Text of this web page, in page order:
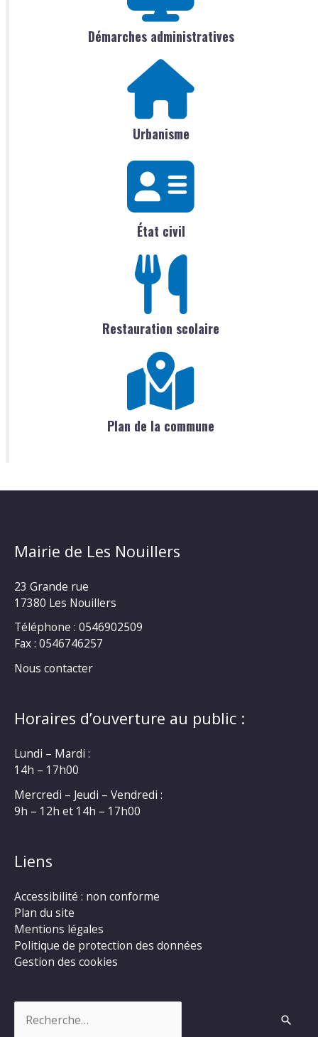
Démarches administratives
Urbanisme
État civil
Restauration scolaire
Plan de la commune
Mairie de Les Nouillers
23 Grande rue
17380 Les Nouillers
Téléphone : 0546902509
Fax : 0546746257
Nous contacter
Horaires d’ouverture au public :
Lundi – Mardi :
14h – 17h00
Mercredi – Jeudi – Vendredi :
9h – 12h et 14h – 17h00
Liens
Accessibilité : non conforme
Plan du site
Mentions légales
Politique de protection des données
Gestion des cookies